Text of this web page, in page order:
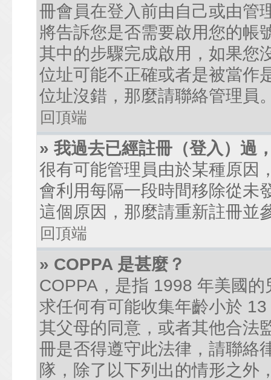
冊會員在登入前由自己或由管
將告訴您是否需要啟用您的帳
其中的步驟完成啟用，如果您
位址可能不正確或者是被當作
位址沒錯，那麼請聯絡管理員
回頂端
» 我過去已經註冊（登入）過
很有可能管理員由於某種原因
會利用每隔一段時間移除從未
這個原因，那麼請重新註冊並
回頂端
» COPPA 是甚麼？
COPPA，是指 1998 年美國
求任何有可能收集年齡小於
其父母的同意，或者其他合法
冊是否得遵守此法律，請聯絡
隊，除了以下列出的情形之外